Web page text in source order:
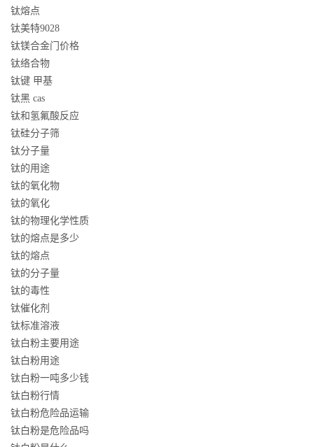
钛熔点
钛美特9028
钛镁合金门价格
钛络合物
钛键 甲基
钛黑 cas
钛和氢氟酸反应
钛硅分子筛
钛分子量
钛的用途
钛的氧化物
钛的氧化
钛的物理化学性质
钛的熔点是多少
钛的熔点
钛的分子量
钛的毒性
钛催化剂
钛标准溶液
钛白粉主要用途
钛白粉用途
钛白粉一吨多少钱
钛白粉行情
钛白粉危险品运输
钛白粉是危险品吗